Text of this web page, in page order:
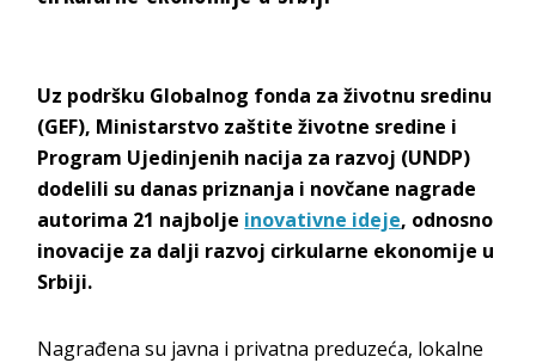
Uz podršku Globalnog fonda za životnu sredinu
(GEF), Ministarstvo zaštite životne sredine i
Program Ujedinjenih nacija za razvoj (UNDP)
dodelili su danas priznanja i novčane nagrade
autorima 21 najbolje inovativne ideje, odnosno
inovacije za dalji razvoj cirkularne ekonomije u
Srbiji.
Nagrađena su javna i privatna preduzeća, lokalne